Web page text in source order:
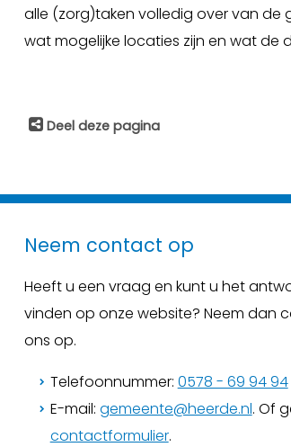
alle (zorg)taken volledig over van de
wat mogelijke locaties zijn en wat de
Deel deze pagina
Neem contact op
Heeft u een vraag en kunt u het
vinden op onze website? Neem dan
ons op.
Telefoonnummer: 0578 - 69 94 94
E-mail: gemeente@heerde.nl. Of
contactformulier.